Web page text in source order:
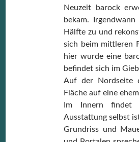
Neuzeit barock
bekam.
Hälfte zu und
sich beim mittleren
hier wurde eine
befindet sich im
Auf der Nordseite
Fläche auf eine
Im Innern findet
Ausstattung selbst
Grundriss und